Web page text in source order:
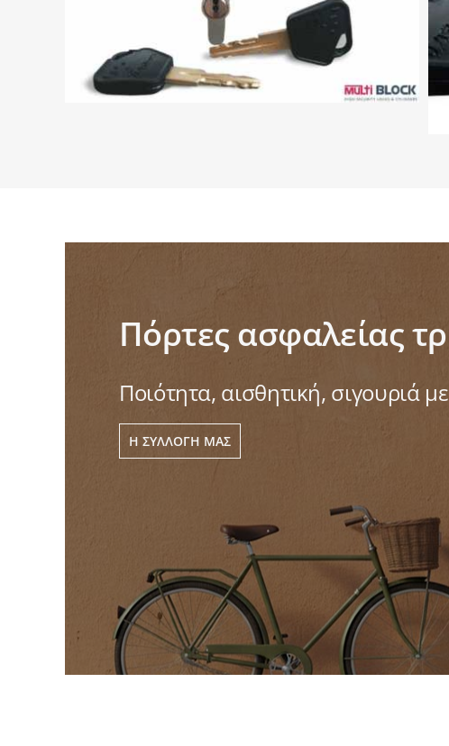
Πόρτες ασφαλείας
Ποιότητα, αισθητική, σιγουριά
Η ΣΥΛΛΟΓΉ ΜΑΣ